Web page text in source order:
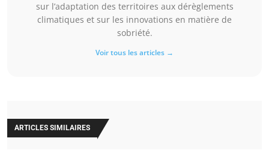
sur l’adaptation des territoires aux dérèglements
climatiques et sur les innovations en matière de
sobriété.
Voir tous les articles →
ARTICLES SIMILAIRES